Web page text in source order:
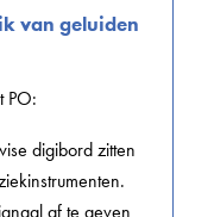
van geluiden
PO:
digibord zitten
af te geven